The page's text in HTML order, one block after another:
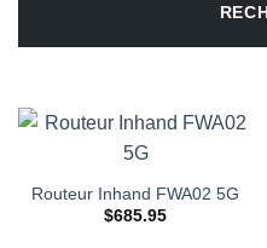
Routeur Inhand FWA02 5G
$685.95